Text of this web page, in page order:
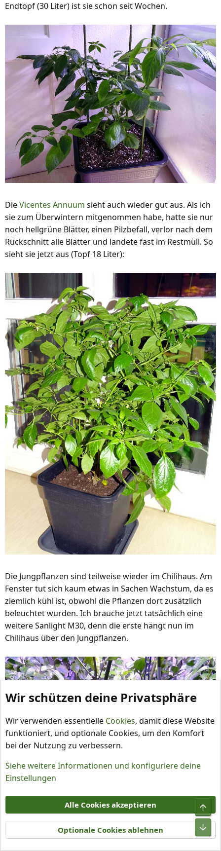
Endtopf (30 Liter) ist sie schon seit Wochen.
DieVicentes Annuum sieht auch wieder gut aus. Als ich
sie zum Überwintern mitgenommen habe, hatte sie nur
noch hellgrüne Blätter, einen Pilzbefall, verlor nach dem
Rückschnitt alle Blätter und landete fast im Restmüll. So
sieht sie jetzt aus (Topf 18 Liter):
Die Jungpflanzen sind teilweise wieder im Chilihaus. Am
Fenster tut sich kaum etwas in Sachen Wachstum, da es
ziemlich kühl ist, obwohl die Pflanzen dort zusätzlich
beleuchtet wurden. Ich brauche jetzt tatsächlich eine
weitere Sanlight M30, denn die erste hängt nun im
Chilihaus über den Jungpflanzen.
Wir schützen deine Privatsphäre
Wir verwenden essentielle Cookies, damit diese Website
funktioniert, und optionale Cookies, um den Komfort
bei der Nutzung zu verbessern.
Siehe weitere Informationen und konfiguriere deine
Einstellungen
Alle Cookies akzeptieren
Optionale Cookies ablehnen